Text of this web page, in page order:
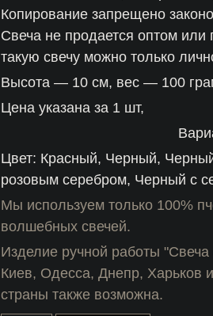
Копирование запрещено
Свеча не продается оптом
такую свечу можно только
Высота — 10 см, вес — 100
Цена указана за 1 шт,
Цвет: Красный, Черный,
розовым серебром, Черный с
Мы используем только 100%
волшебных свечей.
Изделие ручной работы
Киев, Одесса, Днепр, Харьков
страны также возможна.